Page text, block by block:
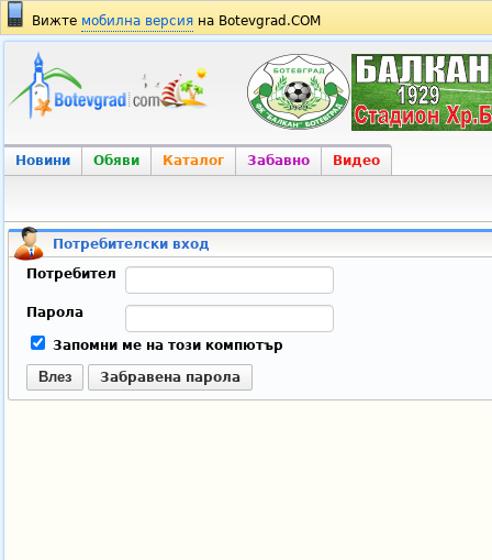
Вижте мобилна версия на Botevgrad.COM
Новини Обяви Каталог Забавно Видео
Потребителски вход
Потребител
Парола
Запомни ме на този компютър
Влез Забравена парола